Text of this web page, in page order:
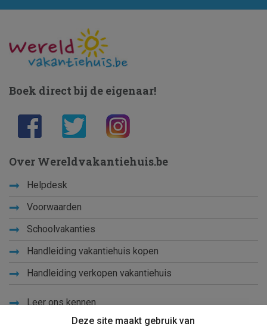
Deze site maakt gebruik van
Boek direct bij de eigenaar!
Over Wereldvakantiehuis.be
Helpdesk
Voorwaarden
Schoolvakanties
Handleiding vakantiehuis kopen
Handleiding verkopen vakantiehuis
Leer ons kennen